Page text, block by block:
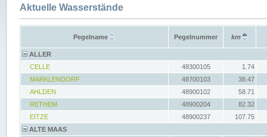
Aktuelle Wasserstände
Pegelname Pegelnummer km
ALLER
CELLE
48300105
1.74
MARKLENDORF
48700103
38.47
AHLDEN
48900102
58.71
RETHEM
48900204
82.32
EITZE
48900237
107.75
ALTE MAAS